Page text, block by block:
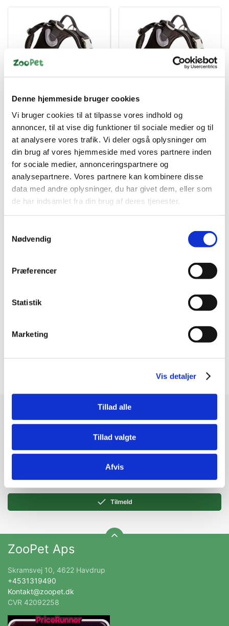
Denne hjemmeside bruger cookies
Vi bruger cookies til at tilpasse vores indhold og
annoncer, til at vise dig funktioner til sociale medier og til
at analysere vores trafik. Vi deler også oplysninger om
din brug af vores hjemmeside med vores partnere inden
for sociale medier, annonceringspartnere og
analysepartnere. Vores partnere kan kombinere disse
data med andre oplysninger, du har givet dem, eller som
de har indsamlet fra din brug af deres tjenester.
Nødvendig
Præferencer
Statistik
Marketing
Vis detaljer
Tillad alle
Tillad valgte
Afvis
Hurtta Weekend Warrior
DKK 499,95
DKK 399,96 ekskl. moms
Køb nu
Hurtta warrior sele 45-
DKK 435,00
DKK 348,00 ekskl. moms
Modtag vores nyhedsbrev
Tilmeld
ZooPet Aps
Skramsvej 10, 4622 Havdrup
+4531319490
Kontakt@zoopet.dk
CVR 42092258